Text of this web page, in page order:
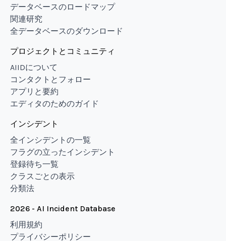
データベースのロードマップ
関連研究
全データベースのダウンロード
プロジェクトとコミュニティ
AIIDについて
コンタクトとフォロー
アプリと要約
エディタのためのガイド
インシデント
全インシデントの一覧
フラグの立ったインシデント
登録待ち一覧
クラスごとの表示
分類法
2026 - AI Incident Database
利用規約
プライバシーポリシー